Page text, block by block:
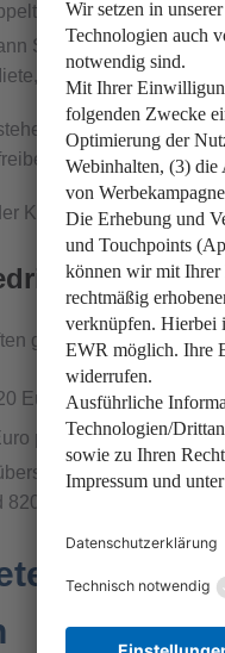
Freibetrag)
Steuern auf
Gehalt und
oder
und müssen
Kinderfreibetrag zum
gibt es besondere
Euro pro Jahr
pro Jahr (abzüglich
müssen
Euro pro Jahr gilt ein